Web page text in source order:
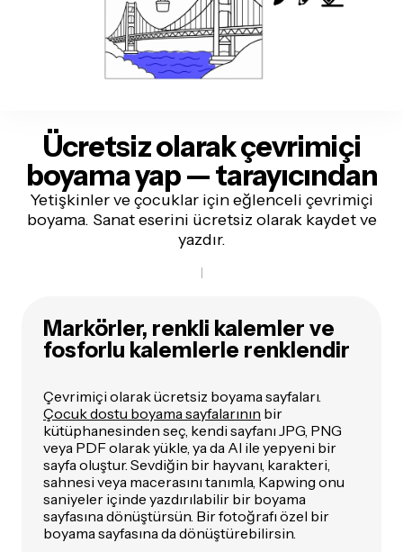
Ücretsiz olarak çevrimiçi
boyama yap — tarayıcından
Yetişkinler ve çocuklar için eğlenceli çevrimiçi
boyama. Sanat eserini ücretsiz olarak kaydet ve
yazdır.
Markörler, renkli kalemler ve
fosforlu kalemlerle renklendir
Çevrimiçi olarak ücretsiz boyama sayfaları.
Çocuk dostu boyama sayfalarının bir
kütüphanesinden seç, kendi sayfanı JPG, PNG
veya PDF olarak yükle, ya da AI ile yepyeni bir
sayfa oluştur. Sevdiğin bir hayvanı, karakteri,
sahnesi veya macerasını tanımla, Kapwing onu
saniyeler içinde yazdırılabilir bir boyama
sayfasına dönüştürsün. Bir fotoğrafı özel bir
boyama sayfasına da dönüştürebilirsin.